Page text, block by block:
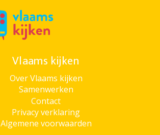
Vlaams kijken
Over Vlaams kijken
Samenwerken
Contact
Privacy verklaring
Algemene voorwaarden